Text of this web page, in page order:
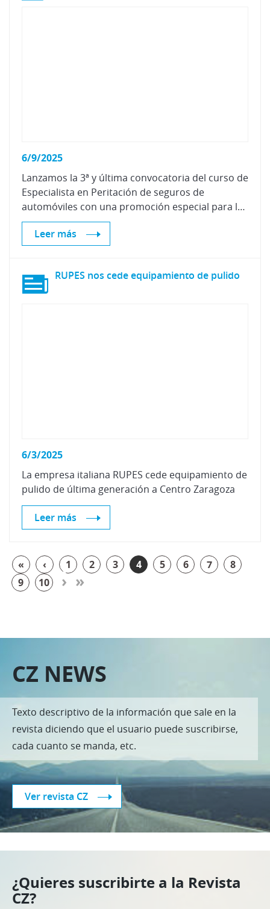
6/9/2025
Lanzamos la 3ª y última convocatoria del curso de
Especialista en Peritación de seguros de
automóviles con una promoción especial para las 10 primeras matrículas
Leer más
RUPES nos cedeequipamiento de pulido
6/3/2025
La empresa italiana RUPES cede equipamiento de
pulido de última generación a Centro Zaragoza
Leer más
« ‹ 1 2 3 4 5 6 7
8
9
10 › »
CZ NEWS
Texto descriptivo de la información que sale en la
revista diciendo que el usuario puede suscribirse,
cada cuanto se manda, etc.
Ver revista CZ
¿Quieres suscribirte a la Revista
CZ?